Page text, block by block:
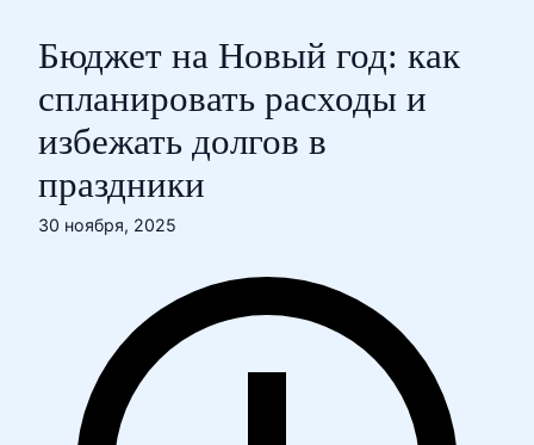
Бюджет на Новый год: как
спланировать расходы и
избежать долгов в
праздники
30 ноября, 2025